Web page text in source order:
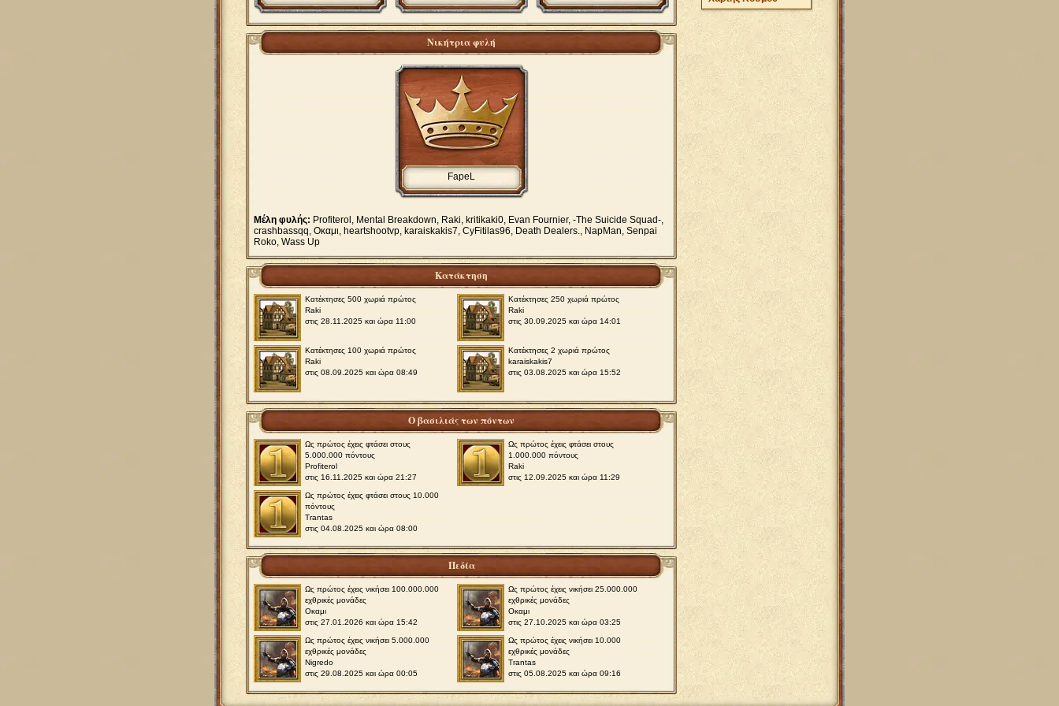
Νικήτρια φυλή
FapeL
Μέλη φυλής: Profiterol, Mental Breakdown, Raki, kritikaki0, Evan Fournier, -The Suicide Squad-,
crashbassqq, Οκαμι, heartshootvp, karaiskakis7, CyFitilas96, Death Dealers., NapMan, Senpai
Roko, Wass Up
Κατάκτηση
Κατέκτησες 500 χωριά πρώτος
Raki
στις 28.11.2025 και ώρα 11:00
Κατέκτησες 250 χωριά πρώτος
Raki
στις 30.09.2025 και ώρα 14:01
Κατέκτησες 100 χωριά πρώτος
Raki
στις 08.09.2025 και ώρα 08:49
Κατέκτησες 2 χωριά πρώτος
karaiskakis7
στις 03.08.2025 και ώρα 15:52
Ο βασιλιάς των πόντων
Ως πρώτος έχεις φτάσει στους
5.000.000 πόντους
Profiterol
στις 16.11.2025 και ώρα 21:27
Ως πρώτος έχεις φτάσει στους
1.000.000 πόντους
Raki
στις 12.09.2025 και ώρα 11:29
Ως πρώτος έχεις φτάσει στους 10.000
πόντους
Trantas
στις 04.08.2025 και ώρα 08:00
Πεδία
Ως πρώτος έχεις νικήσει 100.000.000
εχθρικές μονάδες
Οκαμι
στις 27.01.2026 και ώρα 15:42
Ως πρώτος έχεις νικήσει 25.000.000
εχθρικές μονάδες
Οκαμι
στις 27.10.2025 και ώρα 03:25
Ως πρώτος έχεις νικήσει 5.000.000
εχθρικές μονάδες
Nigredo
στις 29.08.2025 και ώρα 00:05
Ως πρώτος έχεις νικήσει 10.000
εχθρικές μονάδες
Trantas
στις 05.08.2025 και ώρα 09:16